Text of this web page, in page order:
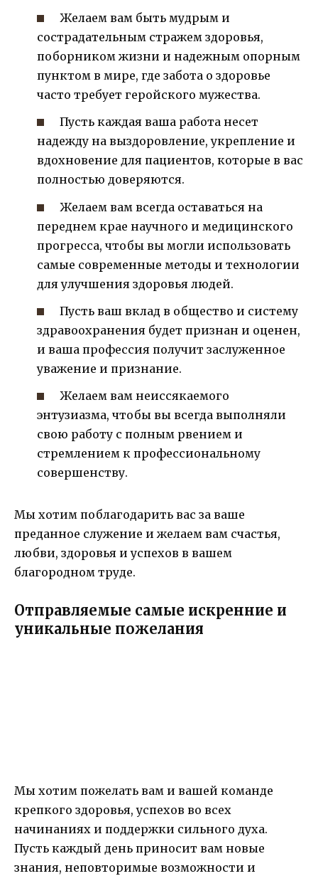
Желаем вам быть мудрым и
сострадательным стражем здоровья,
поборником жизни и надежным опорным
пунктом в мире, где забота о здоровье
часто требует геройского мужества.
Пусть каждая ваша работа несет
надежду на выздоровление, укрепление и
вдохновение для пациентов, которые в вас
полностью доверяются.
Желаем вам всегда оставаться на
переднем крае научного и медицинского
прогресса, чтобы вы могли использовать
самые современные методы и технологии
для улучшения здоровья людей.
Пусть ваш вклад в общество и систему
здравоохранения будет признан и оценен,
и ваша профессия получит заслуженное
уважение и признание.
Желаем вам неиссякаемого
энтузиазма, чтобы вы всегда выполняли
свою работу с полным рвением и
стремлением к профессиональному
совершенству.
Мы хотим поблагодарить вас за ваше
преданное служение и желаем вам счастья,
любви, здоровья и успехов в вашем
благородном труде.
Отправляемые самые искренние и
уникальные пожелания
Мы хотим пожелать вам и вашей команде
крепкого здоровья, успехов во всех
начинаниях и поддержки сильного духа.
Пусть каждый день приносит вам новые
знания, неповторимые возможности и